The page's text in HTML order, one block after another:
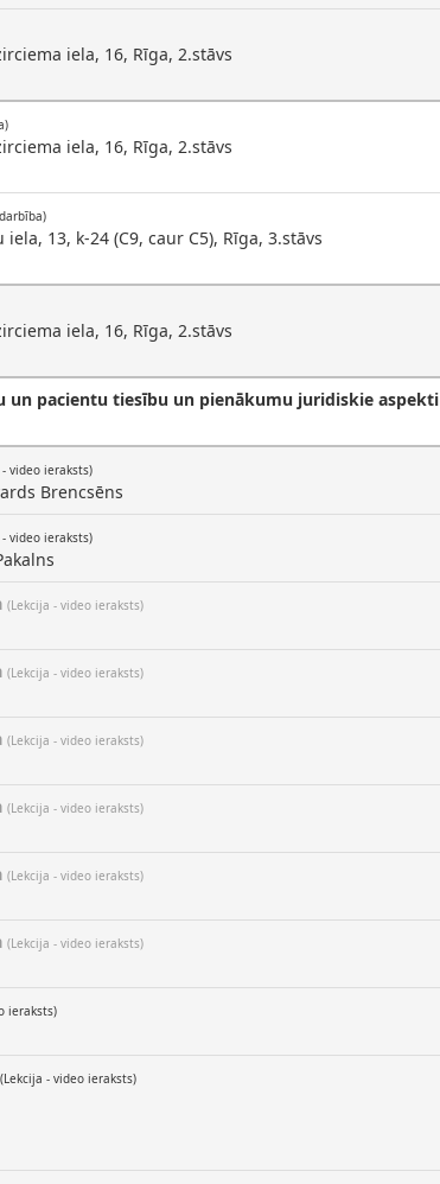
iela, 16, Rīga, 2.stāvs
iela, 16, Rīga, 2.stāvs
13, k-24 (C9, caur C5), Rīga, 3.stāvs
iela, 16, Rīga, 2.stāvs
un pacientu tiesību un pienākumu juridiskie aspekti
video ieraksts)
Brencsēns
video ieraksts)
(Lekcija - video ieraksts)
(Lekcija - video ieraksts)
(Lekcija - video ieraksts)
(Lekcija - video ieraksts)
(Lekcija - video ieraksts)
(Lekcija - video ieraksts)
ieraksts)
(Lekcija - video ieraksts)